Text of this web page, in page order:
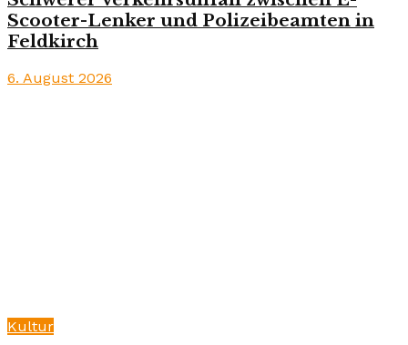
Scooter-Lenker und Polizeibeamten in
Feldkirch
6. August 2026
Kultur